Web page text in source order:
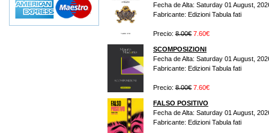
Fecha de Alta: Saturday 01 August,
Fabricante: Edizioni Tabula fati
Precio: 8.00€ 7.60€
SCOMPOSIZIONI
Fecha de Alta: Saturday 01 August,
Fabricante: Edizioni Tabula fati
Precio: 8.00€ 7.60€
FALSO POSITIVO
Fecha de Alta: Saturday 01 August,
Fabricante: Edizioni Tabula fati